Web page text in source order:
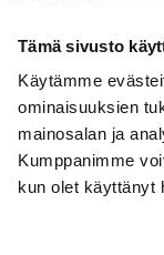
Tämä sivusto
Käytämme
ominaisuuksien
mainosalan ja
Kumppanimme
kun olet käyttänyt